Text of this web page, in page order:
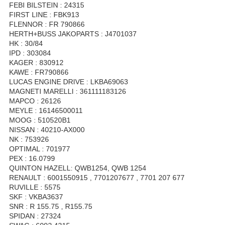
FEBI BILSTEIN : 24315
FIRST LINE : FBK913
FLENNOR : FR 790866
HERTH+BUSS JAKOPARTS : J4701037
HK : 30/84
IPD : 303084
KAGER : 830912
KAWE : FR790866
LUCAS ENGINE DRIVE : LKBA69063
MAGNETI MARELLI : 361111183126
MAPCO : 26126
MEYLE : 16146500011
MOOG : 510520B1
NISSAN : 40210-AX000
NK : 753926
OPTIMAL : 701977
PEX : 16.0799
QUINTON HAZELL: QWB1254, QWB 1254
RENAULT : 6001550915 , 7701207677 , 7701 207 677
RUVILLE : 5575
SKF : VKBA3637
SNR : R 155.75 , R155.75
SPIDAN : 27324